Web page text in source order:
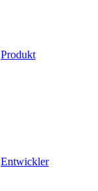
Produkt
Entwickler